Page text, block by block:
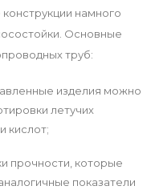
намного
Основные
труб:
изделия можно
летучих
кислот;
прочности, которые
показатели